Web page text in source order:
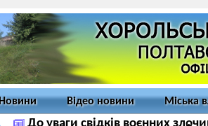
Новини Відео новини Міська